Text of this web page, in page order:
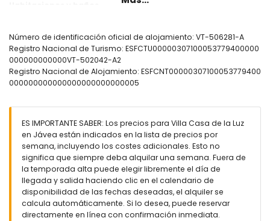
cama doble y baño en suite
dormitorio con aire acondicionado y cama doble
2 baños en suite, cada uno con doble lavabo, ducha y WC
baño en suite con lavabo, ducha y WC
baño con lavabo, combinación de bañera/ducha y WC
piscina privada de 12m x 5m y 2m de profundidad
maravilloso jardín con césped, grava, árboles y mobiliario
de jardín con tumbonas
2 terrazas, de las cuales 1 está cubierta
barbacoa
zona de estar al aire libre y zona de comedor al aire libre
4 plazas de aparcamiento privadas
terraza en la azotea
Número de identificación oficial de alojamiento: VT-506281-A
Registro Nacional de Turismo: ESFCTU00000307100053779400000
000000000000VT-502042-A2
Registro Nacional de Alojamiento: ESFCNT00000307100053779400
000000000000000000000000005
ES IMPORTANTE SABER: Los precios para Villa Casa de la Luz
en Jávea están indicados en la lista de precios por
semana, incluyendo los costes adicionales. Esto no
significa que siempre deba alquilar una semana. Fuera de
la temporada alta puede elegir libremente el día de
llegada y salida haciendo clic en el calendario de
disponibilidad de las fechas deseadas, el alquiler se
calcula automáticamente. Si lo desea, puede reservar
directamente en línea con confirmación inmediata.